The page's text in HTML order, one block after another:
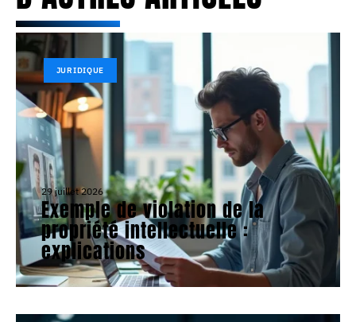
JURIDIQUE
29 juillet 2026
Exemple de violation de la
propriété intellectuelle :
explications